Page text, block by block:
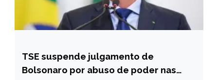
BRASIL
NOTÍCIAS
TSE suspende julgamento de
Bolsonaro por abuso de poder nas